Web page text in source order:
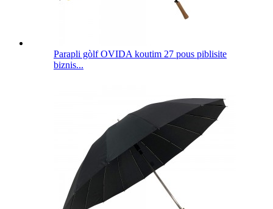
Parapli gòlf OVIDA koutim 27 pous piblisite
biznis...